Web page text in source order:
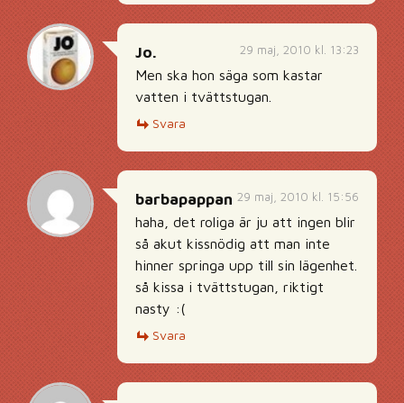
29 maj, 2010 kl. 13:23
Jo.
Men ska hon säga som kastar
vatten i tvättstugan.
Svara
29 maj, 2010 kl. 15:56
barbapappan
haha, det roliga är ju att ingen blir
så akut kissnödig att man inte
hinner springa upp till sin lägenhet.
så kissa i tvättstugan, riktigt
nasty :(
Svara